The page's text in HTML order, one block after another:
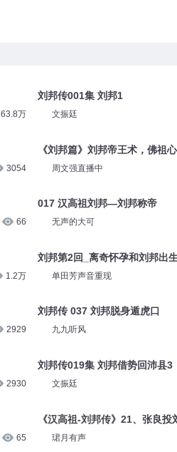
63.8万
3054
66
1.2万
2929
2930
65
刘邦传001集 刘邦1
文振廷
《刘邦篇》刘邦帝王术，佛祖心
周文强直播中
017 汉高祖刘邦—刘邦称帝
无声的大可
刘邦第2回_离奇怀孕和刘邦出生
单田芳声音重现
刘邦传 037 刘邦脱身遁虎口
九九听风
刘邦传019集 刘邦借势回沛县3
文振廷
《汉高祖-刘邦传》21、张良投
珺月有声